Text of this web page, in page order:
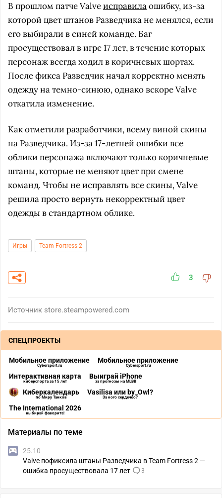
В прошлом патче Valveисправилаошибку, из-за
которой цвет штанов Разведчика не менялся, если
его выбирали в синей команде. Баг
просуществовал в игре 17 лет, в течение которых
персонаж всегда ходил в коричневых шортах.
После фикса Разведчик начал корректно менять
одежду на темно-синюю, однако вскоре Valve
откатила изменение.
Как отметили разработчики, всему виной скины
на Разведчика. Из-за 17-летней ошибки все
облики персонажа включают только коричневые
штаны, которые не меняют цвет при смене
команд. Чтобы не исправлять все скины, Valve
решила просто вернуть некорректный цвет
одежды в стандартном облике.
Игры Team Fortress 2
3
Источник store.steampowered.com
СПЕЦПРОЕКТЫ
Мобильное приложение
Cybersport.ru
Мобильное приложение
Cybersport.ru
Интерактивная карта
киберспорта за 15 лет
Выиграй iPhone
за прогнозы на MLBB
Киберкалендарь
по Миру Танков
Vasilisa или by_Owl?
За кого сердечко?
The International 2026
выбирай фаворита!
Материалы по теме
25.10
Valve пофиксила штаны Разведчика в Team Fortress 2 —
ошибка просуществовала 17 лет
3